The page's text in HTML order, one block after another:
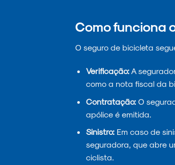
Como funciona
O seguro de bicicleta
Verificação:A
como a nota fiscal da
Contratação:O
apólice é emitida.
Sinistro:Em caso de
seguradora, que abre
ciclista.